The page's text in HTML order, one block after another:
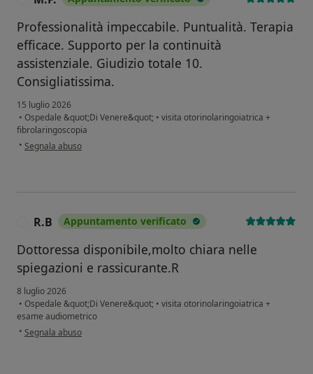
Professionalità impeccabile. Puntualità. Terapia
efficace. Supporto per la continuità
assistenziale. Giudizio totale 10.
Consigliatissima.
15 luglio 2026
• Ospedale &quot;Di Venere&quot; • visita otorinolaringoiatrica +
fibrolaringoscopia
• secondo l'opinione dell'utente M.P.
Segnala abuso
R.B Appuntamento verificato
Dottoressa disponibile,molto chiara nelle
spiegazioni e rassicurante.R
8 luglio 2026
• Ospedale &quot;Di Venere&quot; • visita otorinolaringoiatrica +
esame audiometrico
• secondo l'opinione dell'utente R.B
Segnala abuso